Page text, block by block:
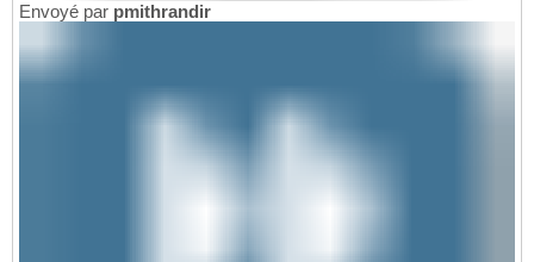
Envoyé par pmithrandir